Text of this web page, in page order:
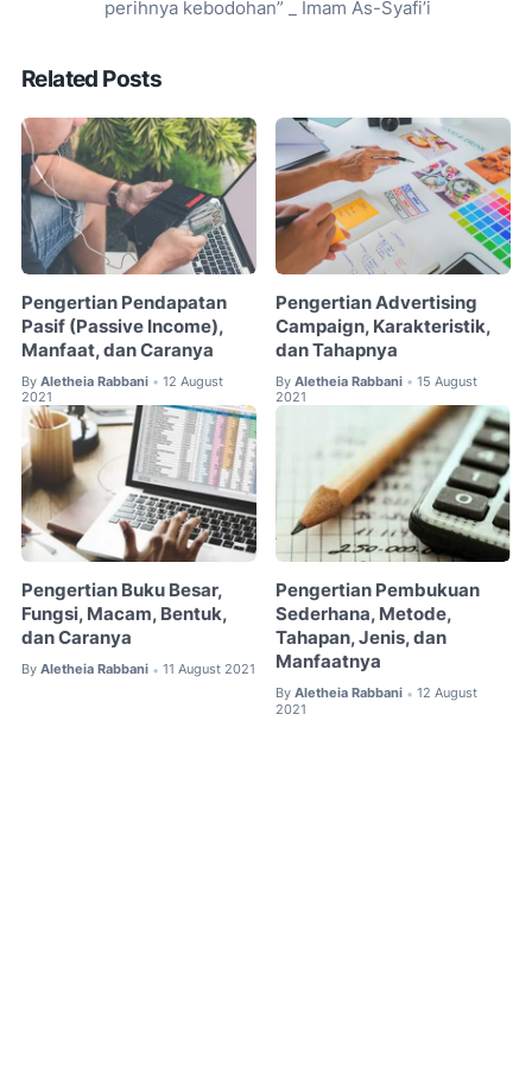
perihnya kebodohan” _ Imam As-Syafi’i
Related Posts
Pengertian Pendapatan
Pasif (Passive Income),
Manfaat, dan Caranya
By Aletheia Rabbani • 12 August
2021
Pengertian Advertising
Campaign, Karakteristik,
dan Tahapnya
By Aletheia Rabbani • 15 August
2021
Pengertian Buku Besar,
Fungsi, Macam, Bentuk,
dan Caranya
By Aletheia Rabbani • 11 August 2021
Pengertian Pembukuan
Sederhana, Metode,
Tahapan, Jenis, dan
Manfaatnya
By Aletheia Rabbani • 12 August
2021